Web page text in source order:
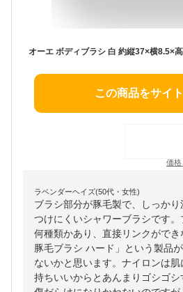
オーエ ボディブラシ 白 約縦37×横8.5×
この商品をサイ
価格
ラベンダーヘイズ(50代・女性)
ブラシ部分が豚毛製で、しっか
つけにくいシャワーブラシです
何種類かあり、直接リンクがで
豚毛ブラシ ハード」という製品
ないかと思います。ナイロンは
持ちいいからとあんまりゴシゴシ